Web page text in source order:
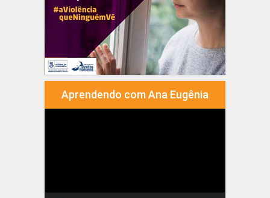
Aprendendo com Ana Eugênia